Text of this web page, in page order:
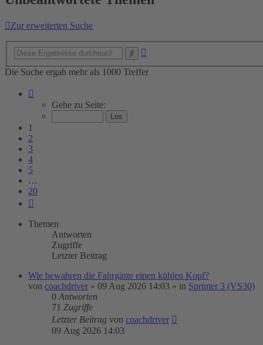
Zur erweiterten Suche
Die Suche ergab mehr als 1000 Treffer
von
Gehe zu Seite:
1
2
3
4
5
…
20
Themen
Antworten
Zugriffe
Letzter Beitrag
Wie bewahren die Fahrgäste einen kühlen Kopf?
von coachdriver » 09 Aug 2026 14:03 » in Sprinter 3 (VS30)
0 Antworten
71 Zugriffe
Letzter Beitrag von coachdriver
09 Aug 2026 14:03